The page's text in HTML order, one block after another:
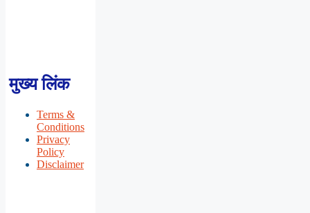
मुख्य लिंक
Terms &
Conditions
Privacy
Policy
Disclaimer